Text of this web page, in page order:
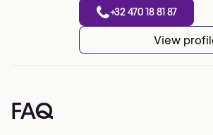
+32 470 18 81 87
View
FAQ